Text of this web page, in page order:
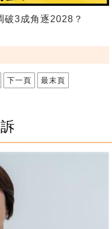
破3成角逐2028？
下一頁 最末頁